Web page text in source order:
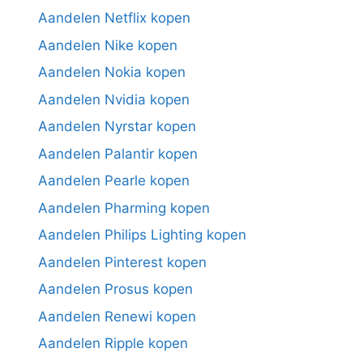
Aandelen Netflix kopen
Aandelen Nike kopen
Aandelen Nokia kopen
Aandelen Nvidia kopen
Aandelen Nyrstar kopen
Aandelen Palantir kopen
Aandelen Pearle kopen
Aandelen Pharming kopen
Aandelen Philips Lighting kopen
Aandelen Pinterest kopen
Aandelen Prosus kopen
Aandelen Renewi kopen
Aandelen Ripple kopen